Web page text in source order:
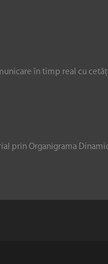
în timp real cu
prin Organigrama